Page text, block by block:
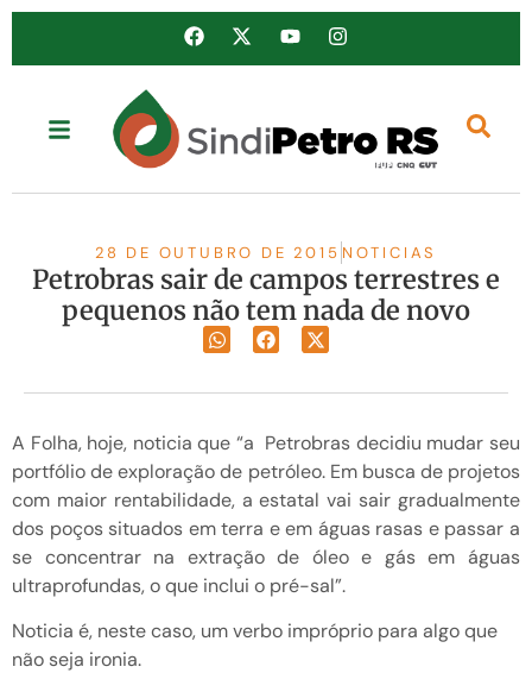
28 DE OUTUBRO DE 2015 NOTICIAS
Petrobras sair de campos terrestres e
pequenos não tem nada de novo
A Folha, hoje, noticia que “a Petrobras decidiu mudar seu
portfólio de exploração de petróleo. Em busca de projetos
com maior rentabilidade, a estatal vai sair gradualmente
dos poços situados em terra e em águas rasas e passar a
se concentrar na extração de óleo e gás em águas
ultraprofundas, o que inclui o pré-sal”.
Noticia é, neste caso, um verbo impróprio para algo que
não seja ironia.